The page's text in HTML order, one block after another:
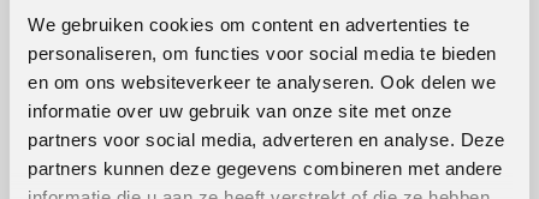
We gebruiken cookies om content en advertenties te
personaliseren, om functies voor social media te bieden
en om ons websiteverkeer te analyseren. Ook delen we
informatie over uw gebruik van onze site met onze
partners voor social media, adverteren en analyse. Deze
partners kunnen deze gegevens combineren met andere
WERKVORMEN
Outdoor training
Serious games